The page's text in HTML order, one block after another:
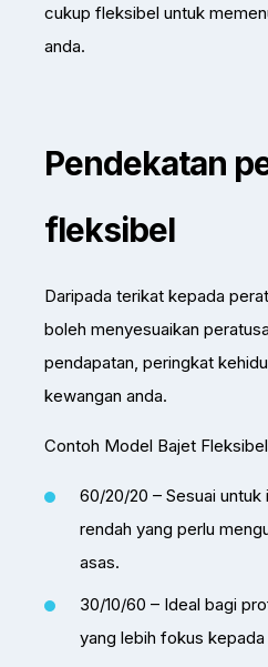
cukup fleksibel untuk
anda.
Pendekatan
fleksibel
Daripada terikat kepada
boleh menyesuaikan
pendapatan, peringkat
kewangan anda.
Contoh Model Bajet Fleksibel
60/20/20 – Sesuai
rendah yang perlu
asas.
30/10/60 – Ideal bagi
yang lebih fokus kepada